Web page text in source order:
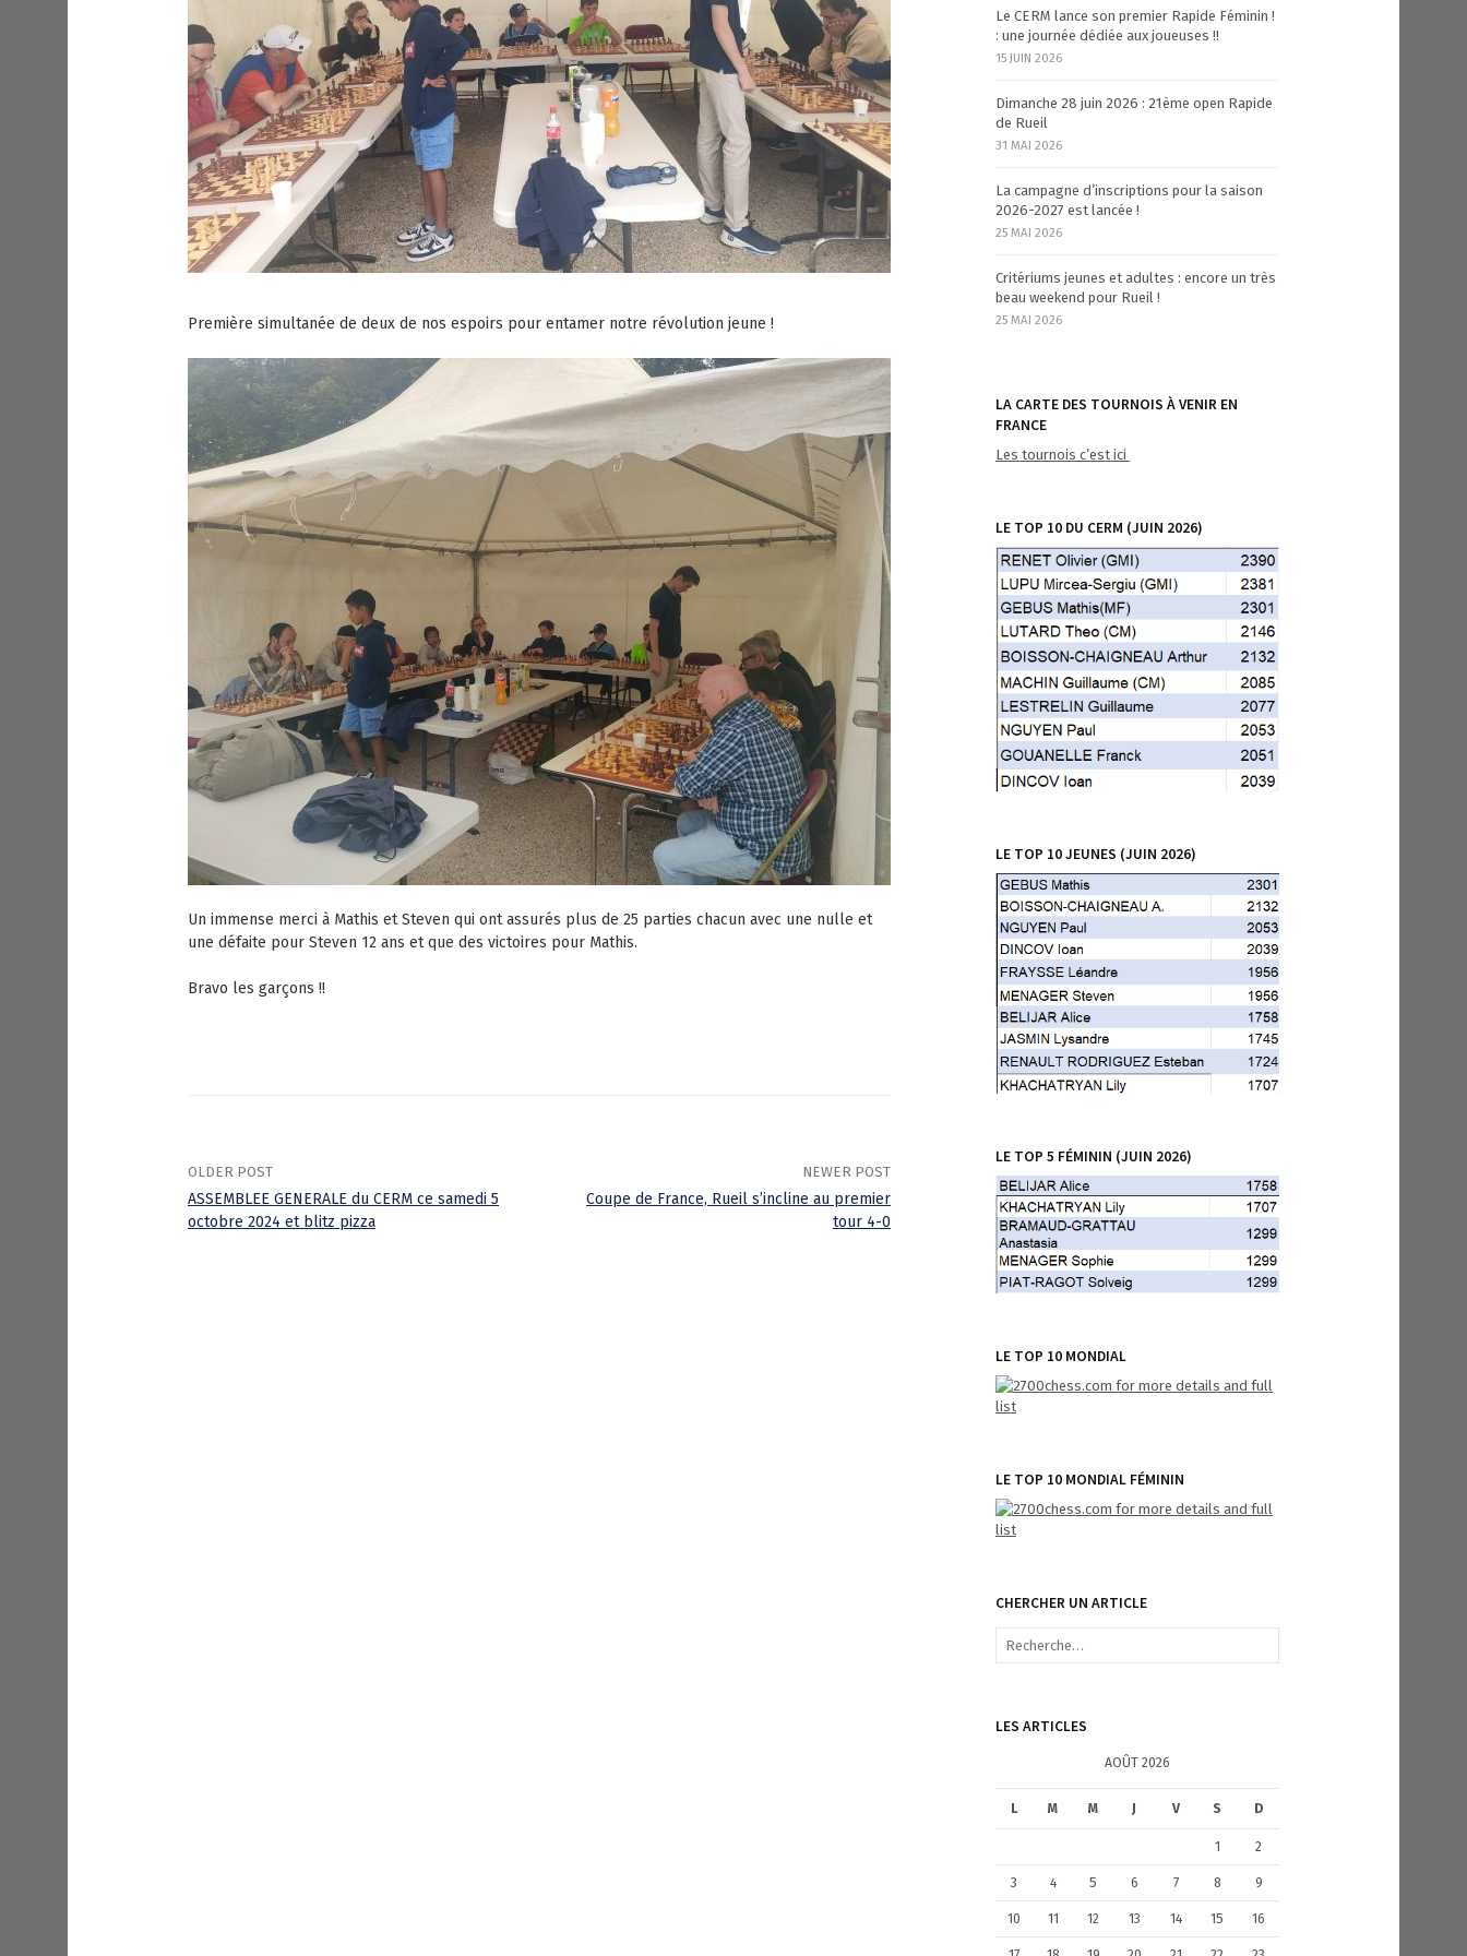
Première simultanée de deux de nos espoirs pour entamer notre révolution jeune !
Un immense merci à Mathis et Steven qui ont assurés plus de 25 parties chacun avec une nulle et
une défaite pour Steven 12 ans et que des victoires pour Mathis.
Bravo les garçons !!
OLDER POST
ASSEMBLEE GENERALE du CERM ce samedi 5
octobre 2024 et blitz pizza
NEWER POST
Coupe de France, Rueil s’incline au premier
tour 4-0
Le CERM lance son premier Rapide Féminin !
: une journée dédiée aux joueuses !!
15 JUIN 2026
Dimanche 28 juin 2026 : 21ème open Rapide
de Rueil
31 MAI 2026
La campagne d’inscriptions pour la saison
2026-2027 est lancée !
25 MAI 2026
Critériums jeunes et adultes : encore un très
beau weekend pour Rueil !
25 MAI 2026
LA CARTE DES TOURNOIS À VENIR EN
FRANCE
Les tournois c’est ici
LE TOP 10 DU CERM (JUIN 2026)
LE TOP 10 JEUNES (JUIN 2026)
LE TOP 5 FÉMININ (JUIN 2026)
LE TOP 10 MONDIAL
LE TOP 10 MONDIAL FÉMININ
CHERCHER UN ARTICLE
R
r
:
LES ARTICLES
AOÛT 2026
L M M J V S D
1 2
3 4 5 6 7 8 9
10 11 12 13 14 15 16